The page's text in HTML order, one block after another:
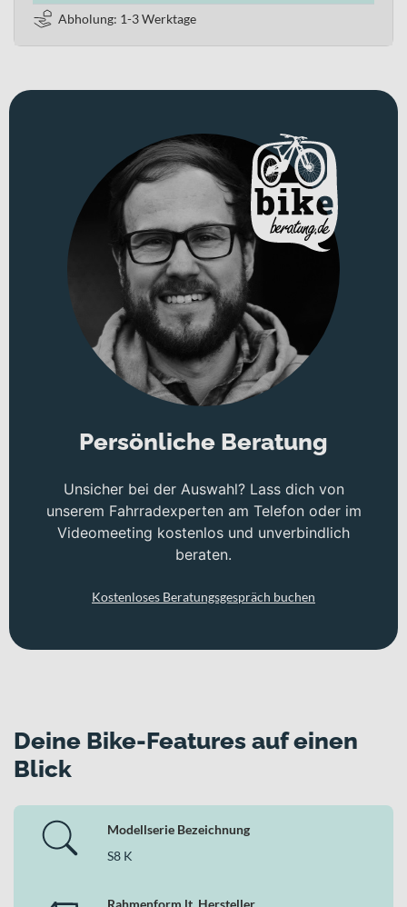
Abholung: 1-3 Werktage
Persönliche Beratung
Unsicher bei der Auswahl? Lass dich von
unserem Fahrradexperten am Telefon oder im
Videomeeting kostenlos und unverbindlich
beraten.
Kostenloses Beratungsgespräch buchen
Deine Bike-Features auf einen
Blick
Modellserie Bezeichnung
S8 K
Rahmenform lt. Hersteller